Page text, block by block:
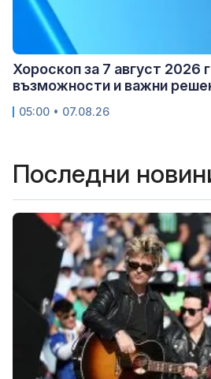
Хороскоп за 7 август 2026
възможности и важни
05:00 • 07.08.26
Последни